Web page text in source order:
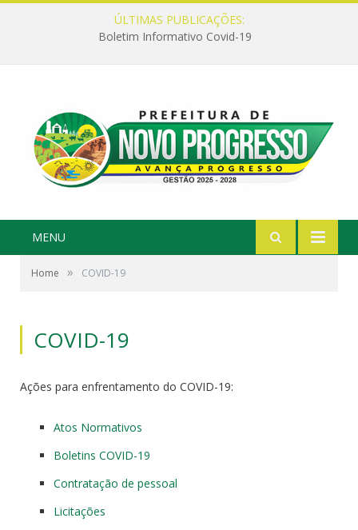
ÚLTIMAS PUBLICAÇÕES:
Boletim Informativo Covid-19
MENU
Home » COVID-19
COVID-19
Ações para enfrentamento do COVID-19:
Atos Normativos
Boletins COVID-19
Contratação de pessoal
Licitações